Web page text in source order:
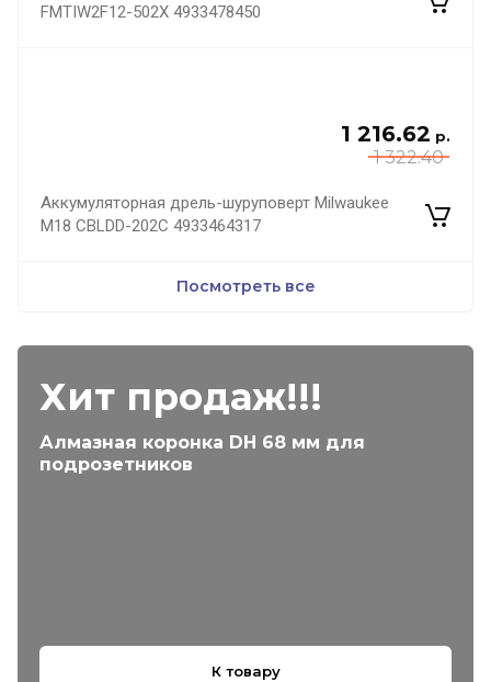
FMTIW2F12-502X 4933478450
1 322.40
1 216.62 р.
Аккумуляторная дрель-шуруповерт Milwaukee
M18 CBLDD-202C 4933464317
Посмотреть все
Хит продаж!!!
Алмазная коронка DH 68 мм для
подрозетников
К товару